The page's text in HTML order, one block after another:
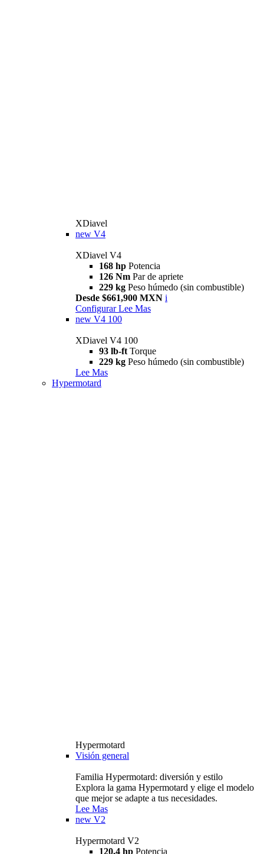
XDiavel
new V4
XDiavel V4
168 hp Potencia
126 Nm Par de apriete
229 kg Peso húmedo (sin combustible)
Desde $661,900 MXN i
Configurar Lee Mas
new V4 100
XDiavel V4 100
93 lb-ft Torque
229 kg Peso húmedo (sin combustible)
Lee Mas
Hypermotard
Hypermotard
Visión general
Familia Hypermotard: diversión y estilo
Explora la gama Hypermotard y elige el modelo
que mejor se adapte a tus necesidades.
Lee Mas
new V2
Hypermotard V2
120,4 hp Potencia